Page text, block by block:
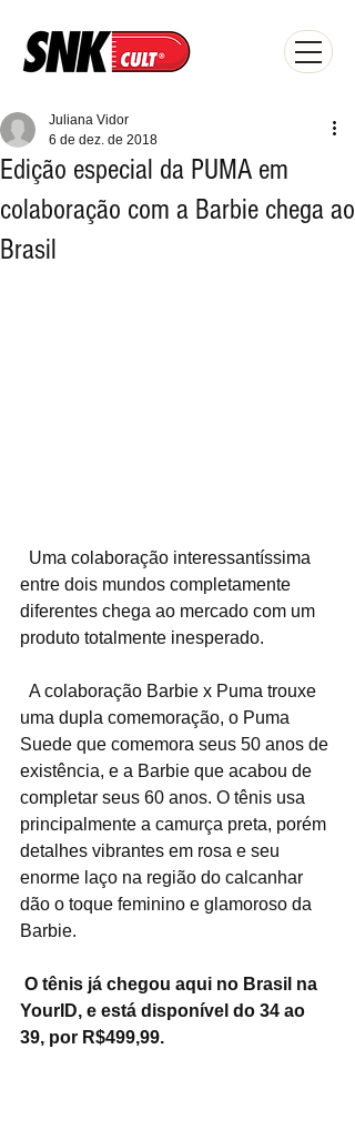
Edição especial da PUMA em
colaboração com a Barbie chega ao
Brasil
Juliana Vidor
6 de dez. de 2018
entre dois mundos completamente
diferentes chega ao mercado com um
produto totalmente inesperado.
uma dupla comemoração, o Puma
Suede que comemora seus 50 anos de
existência, e a Barbie que acabou de
completar seus 60 anos. O tênis usa
principalmente a camurça preta, porém
detalhes vibrantes em rosa e seu
enorme laço na região do calcanhar
dão o toque feminino e glamoroso da
Barbie.
O tênis já chegou aqui no Brasil na
YourID, e está disponível do 34 ao
39, por R$499,99.